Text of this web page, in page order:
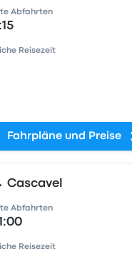
Abfahrten
Reisezeit
Fahrpläne und Preise
Abfahrten
Reisezeit